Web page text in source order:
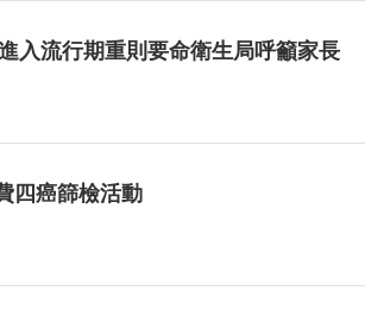
入流行期重則要命衛生局呼籲家長
四癌篩檢活動